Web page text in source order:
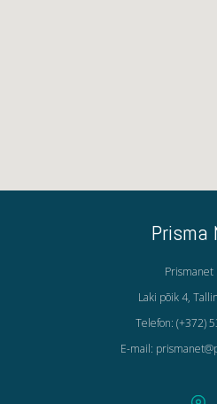
Prisma
Prismanet
Laki põik 4,
Telefon: (+372)
E-mail: